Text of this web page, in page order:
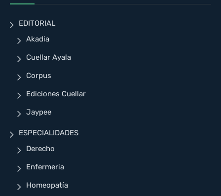
EDITORIAL
Akadia
Cuellar Ayala
Corpus
Ediciones Cuellar
Jaypee
ESPECIALIDADES
Derecho
Enfermeria
Homeopatía